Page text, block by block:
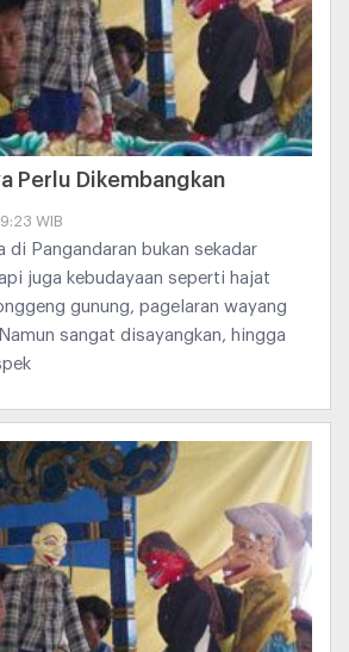
Perlu Dikembangkan
WIB
di Pangandaran bukan sekadar
juga kebudayaan seperti hajat
gunung, pagelaran wayang
sangat disayangkan, hingga